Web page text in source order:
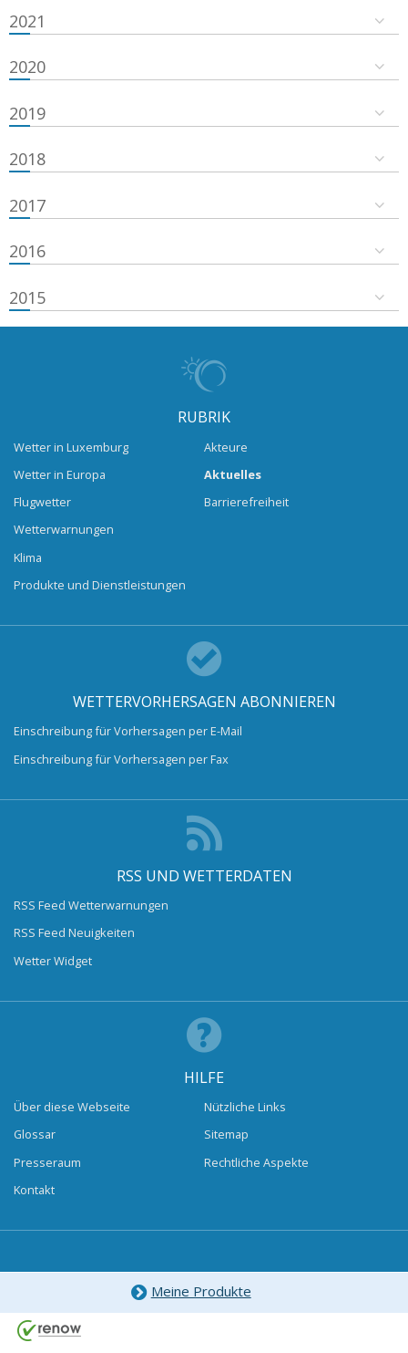
2021
2020
2019
2018
2017
2016
2015
RUBRIK
Wetter in Luxemburg
Wetter in Europa
Flugwetter
Wetterwarnungen
Klima
Produkte und Dienstleistungen
Akteure
Aktuelles
Barrierefreiheit
WETTERVORHERSAGEN ABONNIEREN
Einschreibung für Vorhersagen per E-Mail
Einschreibung für Vorhersagen per Fax
RSS UND WETTERDATEN
RSS Feed Wetterwarnungen
RSS Feed Neuigkeiten
Wetter Widget
HILFE
Über diese Webseite
Glossar
Presseraum
Kontakt
Nützliche Links
Sitemap
Rechtliche Aspekte
Meine Produkte